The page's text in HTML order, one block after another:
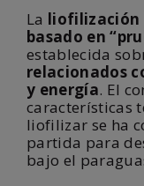
La liofilización
basado en
establecida
relacionados
y energía. El
características
liofilizar se ha
partida para
bajo el